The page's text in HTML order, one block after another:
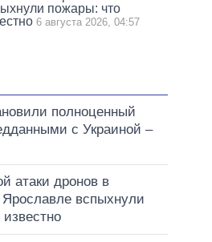
пожары: что
6 августа 2026, 04:57
полноценный
с Украиной –
атаки дронов в
вспыхнули